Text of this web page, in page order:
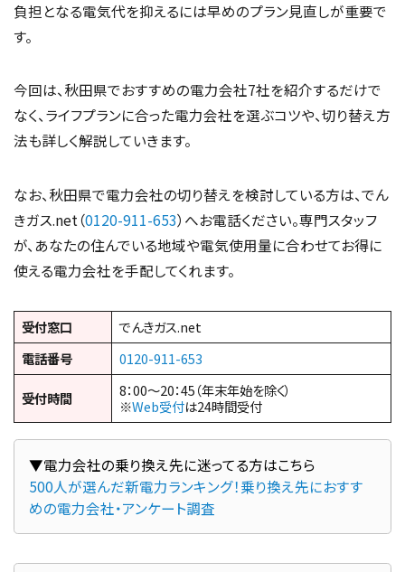
負担となる電気代を抑えるには早めのプラン見直しが重要で
す。
今回は、秋田県でおすすめの電力会社7社を紹介するだけで
なく、ライフプランに合った電力会社を選ぶコツや、切り替え方
法も詳しく解説していきます。
なお、秋田県で電力会社の切り替えを検討している方は、でん
きガス.net（0120-911-653）へお電話ください。専門スタッフ
が、あなたの住んでいる地域や電気使用量に合わせてお得に
使える電力会社を手配してくれます。
受付窓口
でんきガス.net
電話番号
0120-911-653
受付時間
8：00～20：45（年末年始を除く）
※Web受付は24時間受付
500人が選んだ新電力ランキング！乗り換え先におすす
めの電力会社・アンケート調査